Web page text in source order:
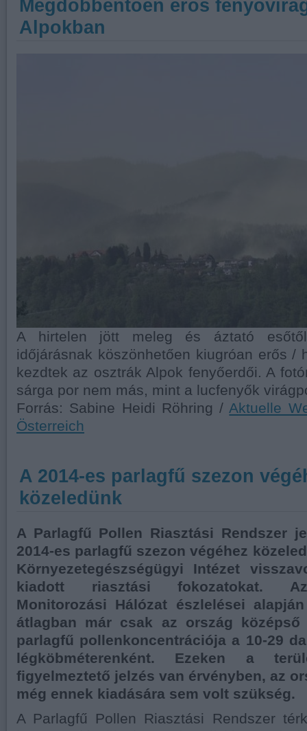
Megdöbbentően erős
Alpokban
A hirtelen jött meleg és áztató
időjárásnak köszönhetően kiugróan erős /
kezdtek az osztrák Alpok fenyőerdői. A
sárga por nem más, mint a lucfenyők
Forrás: Sabine Heidi Röhring /Aktuelle
Österreich
A 2014-es parlagfű szezon
közeledünk
A Parlagfű Pollen Riasztási Rendszer
2014-es parlagfű szezon végéhez
Környezetegészségügyi Intézet
kiadott riasztási fokozatokat.
Monitorozási Hálózat észlelései
átlagban már csak az ország
parlagfű pollenkoncentrációja a 10-29
légköbméterenként. Ezeken a
figyelmeztető jelzés van érvényben, az
még ennek kiadására sem volt szükség.
A Parlagfű Pollen Riasztási Rendszer